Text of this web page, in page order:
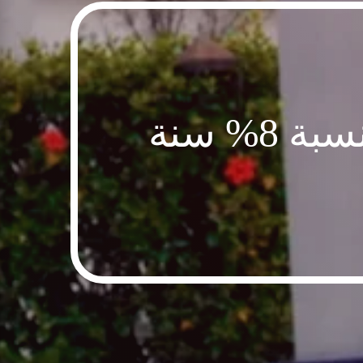
ارتفاع المعاملات الرقمية للضرائب بنسبة 8% سنة